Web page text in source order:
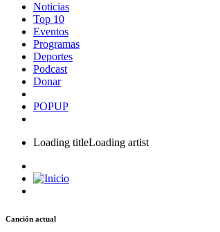
Noticias
Top 10
Eventos
Programas
Deportes
Podcast
Donar
POPUP
Loading titleLoading artist
Canción actual